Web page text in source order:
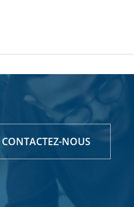
CONTACTEZ-NOUS